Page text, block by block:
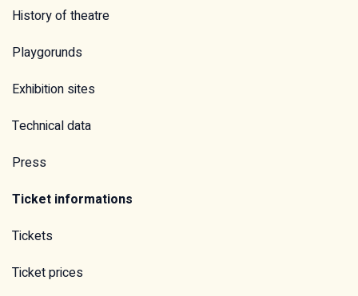
History of theatre
Playgorunds
Exhibition sites
Technical data
Press
Ticket informations
Tickets
Ticket prices